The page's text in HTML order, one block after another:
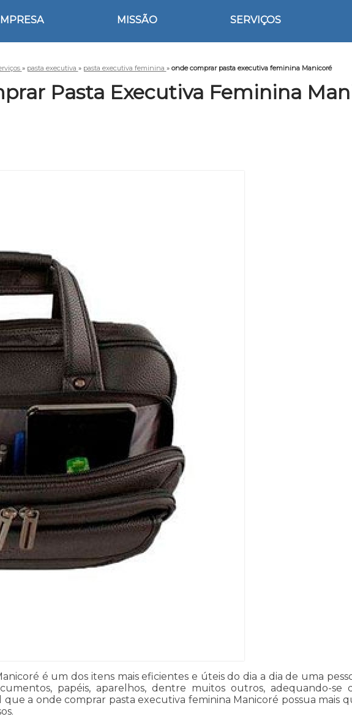
MISSÃO SERVIÇOS
» pasta executiva » pasta executiva feminina » onde comprar pasta executiva feminina Manicoré
Pasta Executiva Feminina
é um dos itens mais eficientes e úteis do dia a dia de uma
papéis, aparelhos, dentre muitos outros, adequando-se
que a onde comprar pasta executiva feminina Manicoré possua